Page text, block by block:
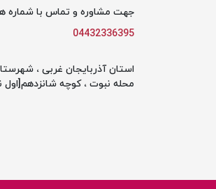
جهت مشاوره و تماس با شماره
04432336395
استان آذربایجان غربی ،
محله نبوت ، کوچه شانزدهم[اول نگین] ،